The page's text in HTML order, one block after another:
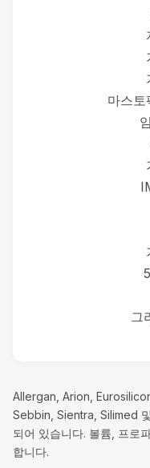
마스토
그
Allergan, Arion,
Sebbin, Sientra, Silimed
되어 있습니다. 볼륨, 프로
합니다.